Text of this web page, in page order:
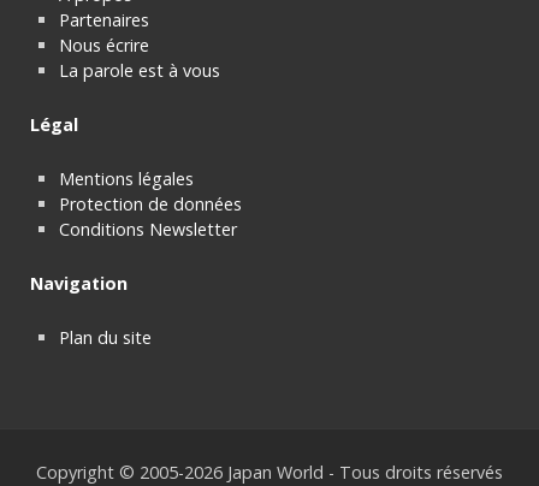
Partenaires
Nous écrire
La parole est à vous
Légal
Mentions légales
Protection de données
Conditions Newsletter
Navigation
Plan du site
Copyright © 2005-2026 Japan World - Tous droits réservés